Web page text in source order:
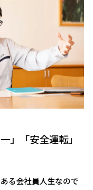
」「安全運転」
ある会社員人生なので